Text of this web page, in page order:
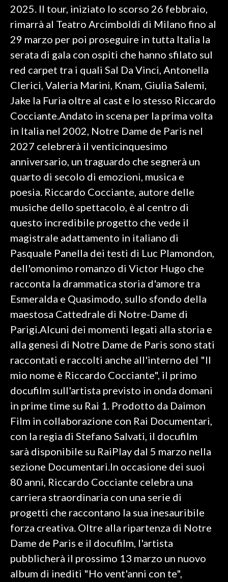
CULTURA
GOSSIP
SALUTE
SARDEGNA TURISMO
SARDI NEL MONDO
NOTIZIE
EVENTI
3 MINUTI CON
INSULARITÀ
INFO AZIENDE
SPIAGGE
STORE
2025. Il tour, iniziato lo scorso 26 febbraio,
rimarrà al Teatro Arcimboldi di Milano fino al
29 marzo per poi proseguire in tutta Italia la
serata di gala con ospiti che hanno sfilato sul
red carpet tra i quali Sal Da Vinci, Antonella
Clerici, Valeria Marini, Knam, Giulia Salemi,
Jake la Furia oltre al cast e lo stesso Riccardo
Cocciante.Andato in scena per la prima volta
in Italia nel 2002, Notre Dame de Paris nel
2027 celebrerà il venticinquesimo
anniversario, un traguardo che segnerà un
quarto di secolo di emozioni, musica e
poesia. Riccardo Cocciante, autore delle
musiche dello spettacolo, è al centro di
questo incredibile progetto che vede il
magistrale adattamento in italiano di
Pasquale Panella dei testi di Luc Plamondon,
dell'omonimo romanzo di Victor Hugo che
racconta la drammatica storia d'amore tra
Esmeralda e Quasimodo, sullo sfondo della
maestosa Cattedrale di Notre-Dame di
Parigi.Alcuni dei momenti legati alla storia e
alla genesi di Notre Dame de Paris sono stati
raccontati e raccolti anche all'interno del "Il
mio nome è Riccardo Cocciante", il primo
docufilm sull'artista previsto in onda domani
in prime time su Rai 1. Prodotto da Daimon
Film in collaborazione con Rai Documentari,
con la regia di Stefano Salvati, il docufilm
sarà disponibile su RaiPlay dal 5 marzo nella
sezione Documentari.In occasione dei suoi
80 anni, Riccardo Cocciante celebra una
carriera straordinaria con una serie di
progetti che raccontano la sua inesauribile
forza creativa. Oltre alla ripartenza di Notre
Dame de Paris e il docufilm, l'artista
pubblicherà il prossimo 13 marzo un nuovo
album di inediti "Ho vent'anni con te",